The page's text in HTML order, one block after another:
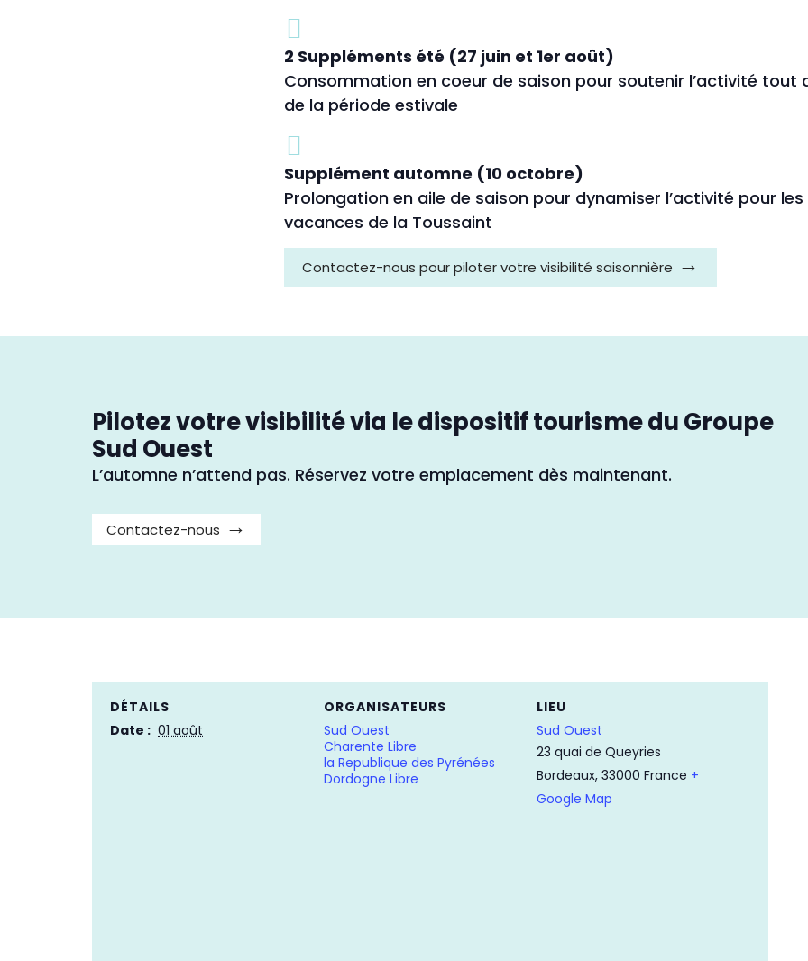
2 Suppléments été (27 juin et 1er août)
Consommation en coeur de saison pour soutenir l’activité tout
de la période estivale
Supplément automne (10 octobre)
Prolongation en aile de saison pour dynamiser l’activité pour les
vacances de la Toussaint
Contactez-nous pour piloter votre visibilité saisonnière
Pilotez votre visibilité via le dispositif tourisme du Groupe
Sud Ouest
L’automne n’attend pas. Réservez votre emplacement dès maintenant.
Contactez-nous
DÉTAILS
Date : 01 août
ORGANISATEURS
Sud Ouest
Charente Libre
la Republique des Pyrénées
Dordogne Libre
LIEU
Sud Ouest
23 quai de Queyries
Bordeaux, 33000 France +
Google Map